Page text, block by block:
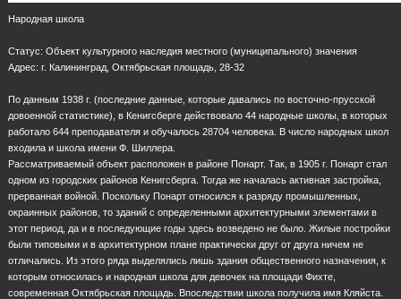
Народная школа
Статус: Объект культурного наследия местного (муниципального) значения
Адрес: г. Калининград, Октябрьская площадь, 28-32
По данным 1938 г. (последние данные, которые давались по восточно-прусской
довоенной статистике), в Кенигсберге действовало 44 народные школы, в которых
работало 644 преподавателя и обучалось 28704 человека. В число народных школ
входила и школа имени Ф. Шиллера.
Рассматриваемый объект расположен в районе Понарт. Так, в 1905 г. Понарт стал
одном из городских районов Кенигсберга. Тогда же началась активная застройка,
прерванная войной. Поскольку Понарт относился к разряду промышленных,
окраинных районов, то зданий с определенными архитектурными элементами в
этот период, да и в последующие годы здесь возведено не было. Жилые постройки
были типовыми и в архитектурном плане практически друг от друга ничем не
отличались. Из этого ряда выделялись лишь здания общественного назначения, к
которым относилась и народная школа для девочек на площади Фихте,
современная Октябрьская площадь. Впоследствии школа получила имя Кляйста.